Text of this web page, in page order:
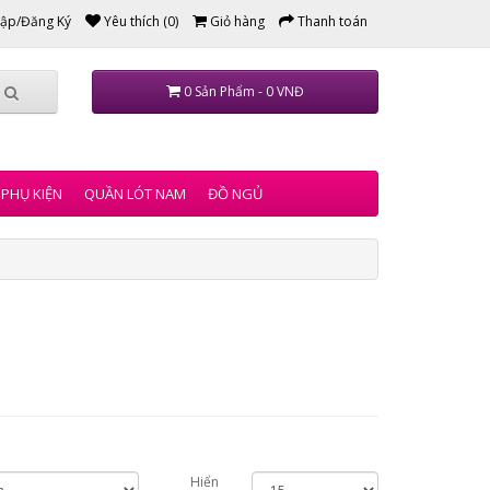
Đăng Ký Yêu thích (0) Giỏ hàng Thanh toán
0 Sản Phẩm - 0 VNĐ
PHỤ KIỆN QUẦN LÓT NAM ĐỒ NGỦ
Hiển